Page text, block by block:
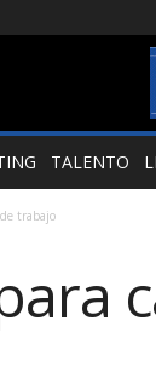
TALENTO
trabajo